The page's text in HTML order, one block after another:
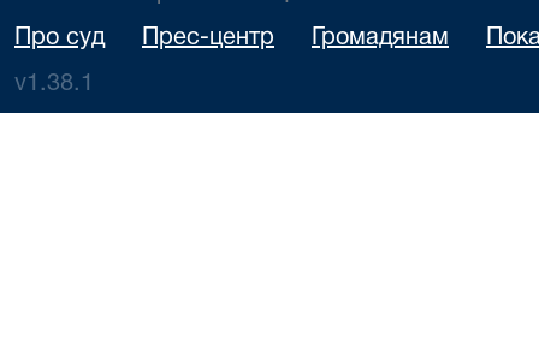
Про суд Прес-центр Громадянам
v1.38.1